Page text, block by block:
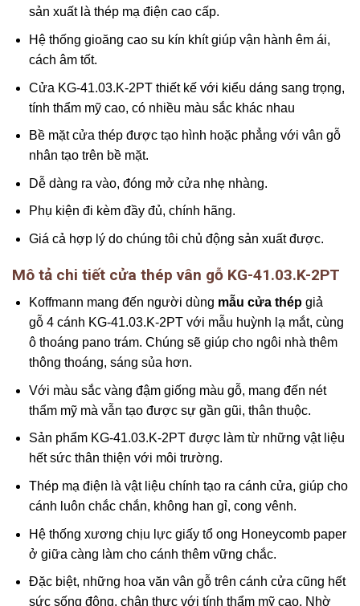
sản xuất là thép mạ điện cao cấp.
Hệ thống gioăng cao su kín khít giúp vận hành êm ái,
cách âm tốt.
Cửa KG-41.03.K-2PT thiết kế với kiểu dáng sang trọng,
tính thẩm mỹ cao, có nhiều màu sắc khác nhau
Bề mặt cửa thép được tạo hình hoặc phẳng với vân gỗ
nhân tạo trên bề mặt.
Dễ dàng ra vào, đóng mở cửa nhẹ nhàng.
Phụ kiện đi kèm đầy đủ, chính hãng.
Giá cả hợp lý do chúng tôi chủ động sản xuất được.
Mô tả chi tiết cửa thép vân gỗ KG-41.03.K-2PT
Koffmann mang đến người dùng mẫu cửa thép giả
gỗ 4 cánh KG-41.03.K-2PT với mẫu huỳnh lạ mắt, cùng
ô thoáng pano trám. Chúng sẽ giúp cho ngôi nhà thêm
thông thoáng, sáng sủa hơn.
Với màu sắc vàng đậm giống màu gỗ, mang đến nét
thẩm mỹ mà vẫn tạo được sự gần gũi, thân thuộc.
Sản phẩm KG-41.03.K-2PT được làm từ những vật liệu
hết sức thân thiện với môi trường.
Thép mạ điện là vật liệu chính tạo ra cánh cửa, giúp cho
cánh luôn chắc chắn, không han gỉ, cong vênh.
Hệ thống xương chịu lực giấy tổ ong Honeycomb paper
ở giữa càng làm cho cánh thêm vững chắc.
Đặc biệt, những hoa văn vân gỗ trên cánh cửa cũng hết
sức sống động, chân thực với tính thẩm mỹ cao. Nhờ